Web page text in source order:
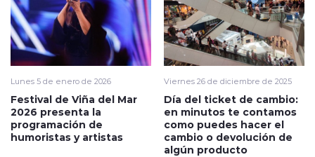
Lunes 5 de enero de 2026
Festival de Viña del Mar
2026 presenta la
programación de
humoristas y artistas
Viernes 26 de diciembre de 2025
Día del ticket de cambio:
en minutos te contamos
como puedes hacer el
cambio o devolución de
algún producto